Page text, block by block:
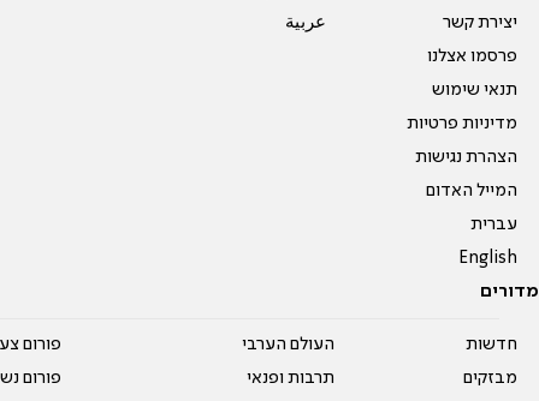
יצירת קשר
פרסמו אצלנו
תנאי שימוש
מדיניות פרטיות
הצהרת נגישות
המייל האדום
עברית
English
عربية
מדורים
חדשות
מבזקים
העולם הערבי
תרבות ופנאי
פורום
פורום